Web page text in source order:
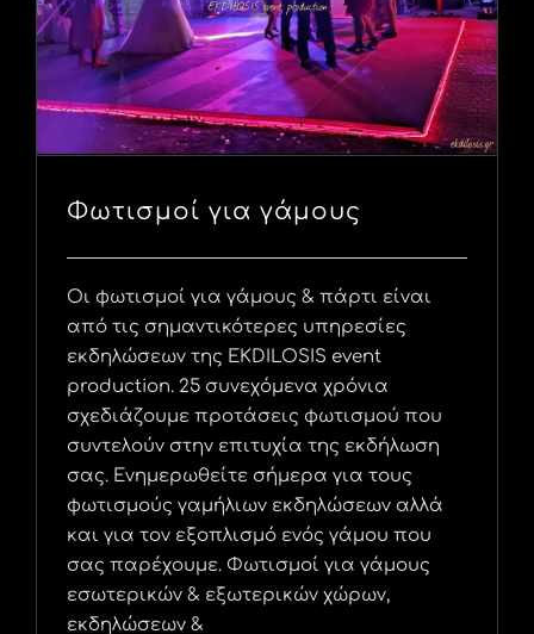
Φωτισμοί για γάμους
Οι φωτισμοί για γάμους & πάρτι είναι
από τις σημαντικότερες υπηρεσίες
εκδηλώσεων της EKDILOSIS event
production. 25 συνεχόμενα χρόνια
σχεδιάζουμε προτάσεις φωτισμού που
συντελούν στην επιτυχία της εκδήλωση
σας. Ενημερωθείτε σήμερα για τους
φωτισμούς γαμήλιων εκδηλώσεων αλλά
και για τον εξοπλισμό ενός γάμου που
σας παρέχουμε. Φωτισμοί για γάμους
εσωτερικών & εξωτερικών χώρων,
εκδηλώσεων &